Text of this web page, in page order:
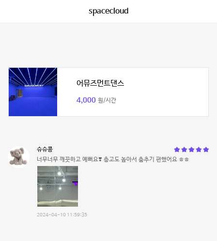
spacecloud
어뮤즈먼트댄스
4,000 원/시간
슈슈콩
너무너무 깨끗하고 예뻐요❣️ 층고도 높아서 춤추기 편했어요 ㅎㅎ
2024-04-10 11:59:35